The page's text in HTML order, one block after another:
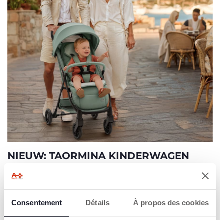
Consentement Détails À propos des cookies
NIEUW: TAORMINA KINDERWAGEN
ONTDEK MEER